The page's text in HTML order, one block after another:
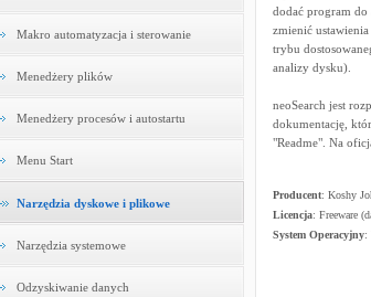
Makro automatyzacja i sterowanie
Menedżery plików
Menedżery procesów i autostartu
Menu Start
Narzędzia dyskowe i plikowe
Narzędzia systemowe
Odzyskiwanie danych
dodać program do
zmienić
trybu
analizy dysku).
neoSearch jest
dokumentację,
"Readme". Na
Producent: Koshy
Licencja: Freeware
System Operacyjny: